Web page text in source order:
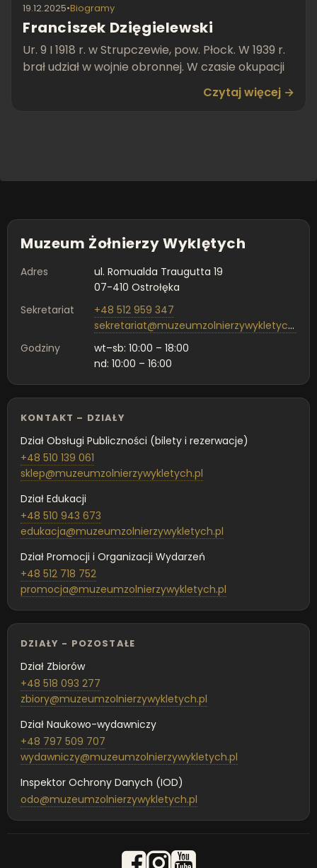
19.12.2025•Biogramy
Franciszek Dzięgielewski
Ur. 9 I 1918 r. w Strupczewie, pow. Płock. W 1939 r.
brał udział w wojnie obronnej. W czasie okupacji
Czytaj więcej →
Muzeum Żołnierzy Wyklętych
Adres
ul. Romualda Traugutta 19
07-410 Ostrołęka
Sekretariat
+48 512 959 347
sekretariat@muzeumzolnierzywykletych.pl
Godziny
wt–sb: 10:00 – 18:00
nd: 10:00 – 16:00
KONTAKT – DZIAŁY
Dział Obsługi Publiczności (bilety i rezerwacje)
+48 510 139 061
sklep@muzeumzolnierzywykletych.pl
Dział Edukacji
+48 510 943 673
edukacja@muzeumzolnierzywykletych.pl
Dział Promocji i Organizacji Wydarzeń
+48 512 718 752
promocja@muzeumzolnierzywykletych.pl
DZIAŁY - POZOSTAŁE
Dział Zbiorów
+48 518 093 277
zbiory@muzeumzolnierzywykletych.pl
Dział Naukowo-wydawniczy
+48 797 509 707
wydawniczy@muzeumzolnierzywykletych.pl
Inspektor Ochrony Danych (IOD)
odo@muzeumzolnierzywykletych.pl